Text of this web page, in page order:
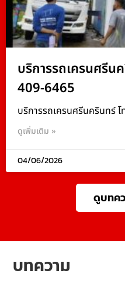
บริการรถเครนศรีน
409-6465
บริการรถเครนศรีนครินทร์
ดูเพิ่มเติม »
04/06/2026
ดูบทค
บทความ